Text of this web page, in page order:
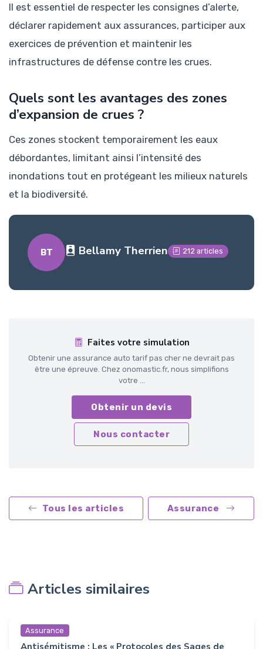
Il est essentiel de respecter les consignes d’alerte,
déclarer rapidement aux assurances, participer aux
exercices de prévention et maintenir les
infrastructures de défense contre les crues.
Quels sont les avantages des zones
d’expansion de crues ?
Ces zones stockent temporairement les eaux
débordantes, limitant ainsi l’intensité des
inondations tout en protégeant les milieux naturels
et la biodiversité.
BT Bellamy Therrien 212 articles
Faites votre simulation
Obtenir une assurance auto tarif pas cher ne devrait pas
être une épreuve. Chez onomastic.fr, nous simplifions
votre ...
Obtenir un devis
Nous contacter
Tous les articles Assurance
Articles similaires
Assurance